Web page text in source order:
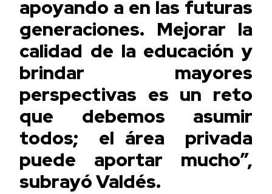
apoyando a en las futuras
generaciones. Mejorar la
calidad de la educación y
brindar mayores
perspectivas es un reto
que debemos asumir
todos; el área privada
puede aportar mucho”,
subrayó Valdés.